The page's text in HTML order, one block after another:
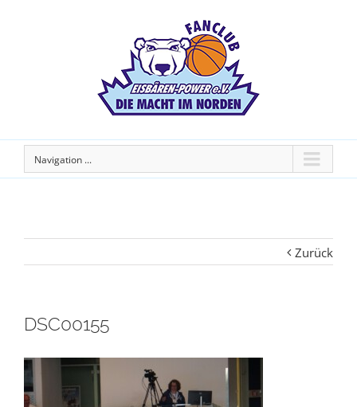
Navigation ...
Zurück
DSC00155